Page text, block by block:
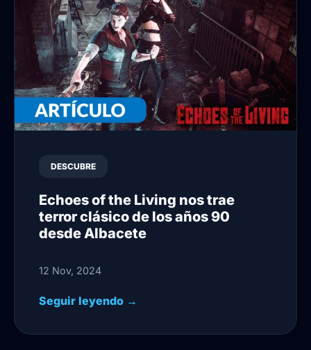
DESCUBRE
Echoes of the Living nos trae
terror clásico de los años 90
desde Albacete
12 Nov, 2024
Seguir leyendo →